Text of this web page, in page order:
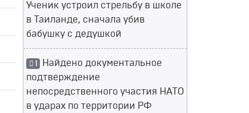
Ученик устроил стрельбу в школе
в Таиланде, сначала убив
бабушку с дедушкой
1 Найдено документальное
подтверждение
непосредственного участия НАТО
в ударах по территории РФ